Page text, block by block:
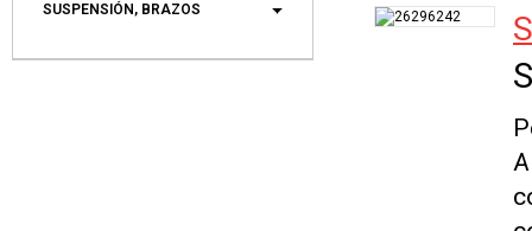
SUSPENSIÓN, BRAZOS